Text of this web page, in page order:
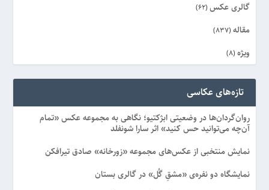
گالری عکس (62)
مقاله (837)
ویژه (8)
تازه‌های عکاسی
روان‌گردان‌ها در وضعیتی ابژکتیو؛ نگاهی به مجموعه عکس «تمام
آن‌چه می‌توانید حس کنید» اثر سارا شونفلد
نمایش منتخبی از عکس‌های مجموعه «زورخانه» صادق تیرافکن
نمایشگاه دو نفره‌ی «مشقِ گُل» در گالری بستان